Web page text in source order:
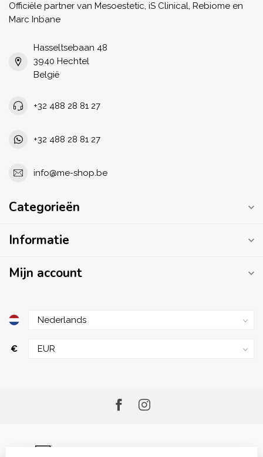
Officiële partner van Mesoestetic, iS Clinical, Rebiome en
Marc Inbane
Hasseltsebaan 48
3940 Hechtel
België
+32 488 28 81 27
+32 488 28 81 27
info@me-shop.be
Categorieën
Informatie
Mijn account
€